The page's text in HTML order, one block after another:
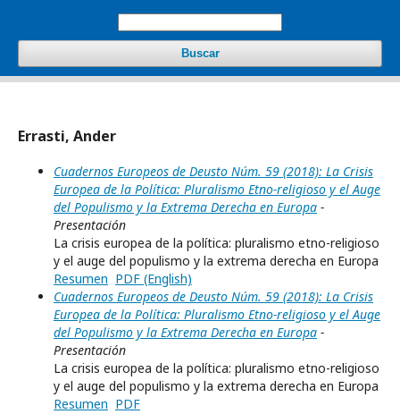
Buscar
Errasti, Ander
Cuadernos Europeos de Deusto Núm. 59 (2018): La Crisis
Europea de la Política: Pluralismo Etno-religioso y el Auge
del Populismo y la Extrema Derecha en Europa -
Presentación
La crisis europea de la política: pluralismo etno-religioso
y el auge del populismo y la extrema derecha en Europa
Resumen PDF (English)
Cuadernos Europeos de Deusto Núm. 59 (2018): La Crisis
Europea de la Política: Pluralismo Etno-religioso y el Auge
del Populismo y la Extrema Derecha en Europa -
Presentación
La crisis europea de la política: pluralismo etno-religioso
y el auge del populismo y la extrema derecha en Europa
Resumen PDF